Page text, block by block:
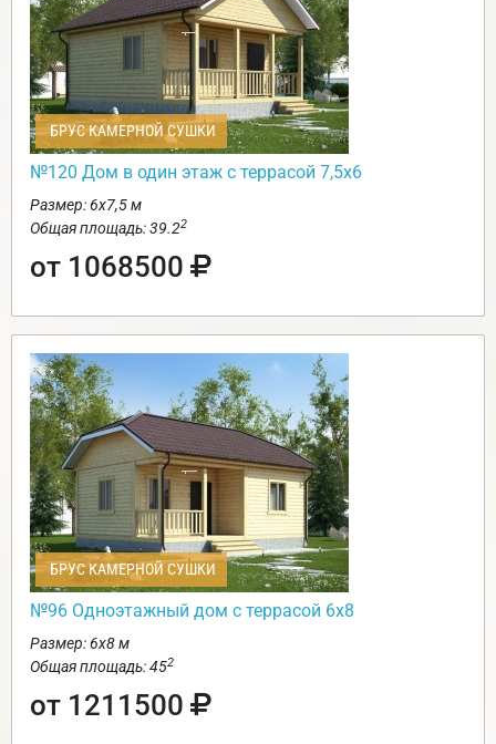
БРУС КАМЕРНОЙ СУШКИ
№120 Дом в один этаж с террасой 7,5х6
Размер: 6х7,5 м
Общая площадь: 39.22
от 1068500
БРУС КАМЕРНОЙ СУШКИ
№96 Одноэтажный дом с террасой 6х8
Размер: 6х8 м
Общая площадь: 452
от 1211500